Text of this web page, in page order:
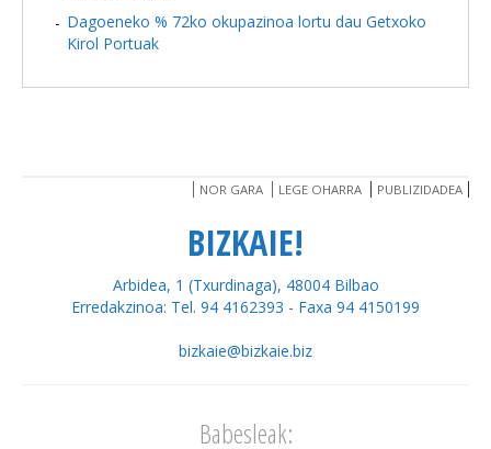
Dagoeneko % 72ko okupazinoa lortu dau Getxoko
Kirol Portuak
NOR GARA LEGE OHARRA PUBLIZIDADEA
BIZKAIE!
Arbidea, 1 (Txurdinaga), 48004 Bilbao
Erredakzinoa: Tel. 94 4162393 - Faxa 94 4150199
bizkaie@bizkaie.biz
Babesleak: